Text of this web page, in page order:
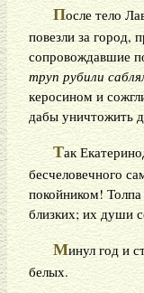
После тело
повезли за город,
сопровождавшие
труп рубили
керосином и
дабы уничтожить
Так
бесчеловечного
покойником!
близких; их души
Минул год и
белых.